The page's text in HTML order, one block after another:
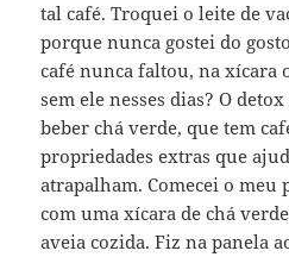
tal café. Troquei o leite de
porque nunca gostei do
café nunca faltou, na xícara
sem ele nesses dias? O
beber chá verde, que tem
propriedades extras que
atrapalham. Comecei o
com uma xícara de chá
aveia cozida. Fiz na panela